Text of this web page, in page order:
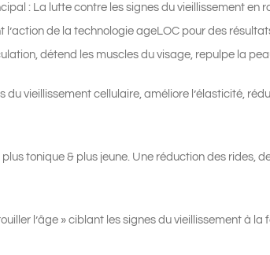
: La lutte contre les signes du vieillissement
l’action de la technologie ageLOC pour des
détend les muscles du visage, repulpe la
du vieillissement cellulaire, améliore l’élasticité,
tonique & plus jeune. Une réduction des rides,
l’âge » ciblant les signes du vieillissement à